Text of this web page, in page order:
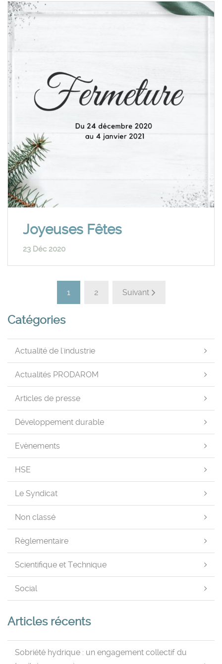
Joyeuses Fêtes
23 Déc 2020
1 2 Suivant
Catégories
Actualité de l'industrie
Actualités PRODAROM
Articles de presse
Développement durable
Evènements
HSE
Le Syndicat
Non classé
Règlementaire
Scientifique et Technique
Social
Articles récents
Sobriété hydrique : un engagement collectif du